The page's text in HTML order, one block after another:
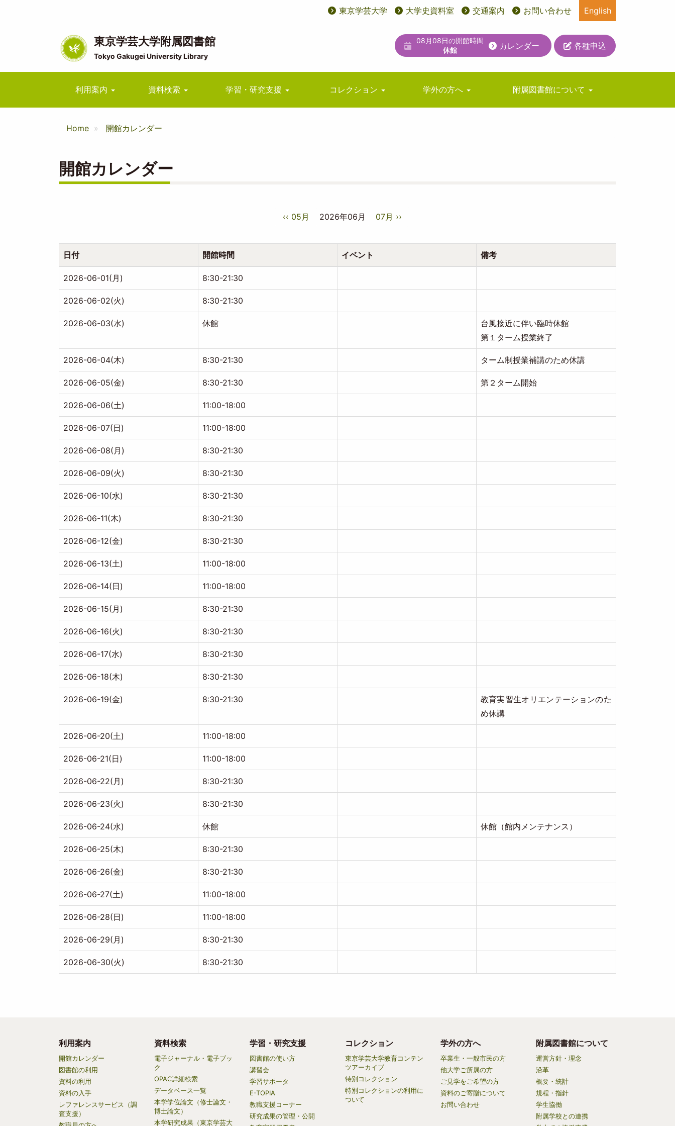
ン
移
User
ユ
ィ
リ
テ
東京学芸大学 大学史資料室 交通案内 お問い合わせ English
東京学芸大学附属図書館
Tokyo Gakugei University Library
08月08日の開館時間
休館
カレンダー 各種申込
Main
navigation
利用案内 資料検索 学習・研究支援 コレクション 学外の方へ 附属図書館について
Home 開館カレンダー
開館カレンダー
送
り
‹‹ 05月 2026年06月 07月 ››
日付 開館時間 イベント 備考
2026-06-01(月) 8:30-21:30
2026-06-02(火) 8:30-21:30
2026-06-03(水) 休館
台風接近に伴い臨時休館
第１ターム授業終了
2026-06-04(木) 8:30-21:30 ターム制授業補講のため休講
2026-06-05(金) 8:30-21:30 第２ターム開始
2026-06-06(土) 11:00-18:00
2026-06-07(日) 11:00-18:00
2026-06-08(月) 8:30-21:30
2026-06-09(火) 8:30-21:30
2026-06-10(水) 8:30-21:30
2026-06-11(木) 8:30-21:30
2026-06-12(金) 8:30-21:30
2026-06-13(土) 11:00-18:00
2026-06-14(日) 11:00-18:00
2026-06-15(月) 8:30-21:30
2026-06-16(火) 8:30-21:30
2026-06-17(水) 8:30-21:30
2026-06-18(木) 8:30-21:30
2026-06-19(金) 8:30-21:30
教育実習生オリエンテーションのた
め休講
2026-06-20(土) 11:00-18:00
2026-06-21(日) 11:00-18:00
2026-06-22(月) 8:30-21:30
2026-06-23(火) 8:30-21:30
2026-06-24(水) 休館 休館（館内メンテナンス）
2026-06-25(木) 8:30-21:30
2026-06-26(金) 8:30-21:30
2026-06-27(土) 11:00-18:00
2026-06-28(日) 11:00-18:00
2026-06-29(月) 8:30-21:30
2026-06-30(火) 8:30-21:30
Main
navigation
利用案内
開館カレンダー
図書館の利用
資料の利用
資料の入手
レファレンスサービス（調
査支援）
資料検索
電子ジャーナル・電子ブッ
ク
OPAC詳細検索
データベース一覧
本学学位論文（修士論文・
博士論文）
本学研究成果（東京学芸大
学習・研究支援
図書館の使い方
講習会
学習サポータ
E-TOPIA
教職支援コーナー
研究成果の管理・公開
コレクション
東京学芸大学教育コンテン
ツアーカイブ
特別コレクション
特別コレクションの利用に
ついて
学外の方へ
卒業生・一般市民の方
他大学ご所属の方
ご見学をご希望の方
資料のご寄贈について
お問い合わせ
附属図書館について
運営方針・理念
沿革
概要・統計
規程・指針
学生協働
附属学校との連携